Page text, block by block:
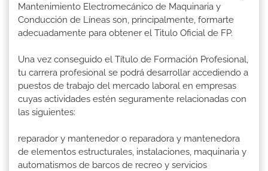
Mantenimiento Electromecánico de Maquinaria y
Conducción de Líneas son, principalmente, formarte
adecuadamente para obtener el Titulo Oficial de FP.
Una vez conseguido el Título de Formación Profesional,
tu carrera profesional se podrá desarrollar accediendo a
puestos de trabajo del mercado laboral en empresas
cuyas actividades estén seguramente relacionadas con
las siguientes:
reparador y mantenedor o reparadora y mantenedora
de elementos estructurales, instalaciones, maquinaria y
automatismos de barcos de recreo y servicios